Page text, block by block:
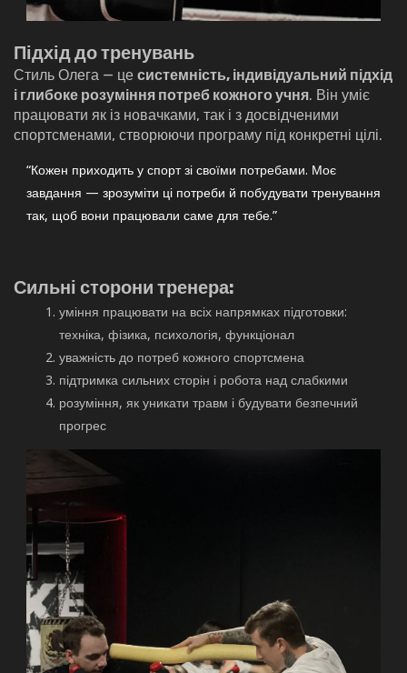
Підхід до тренувань
Стиль Олега — це системність, індивідуальний підхід
і глибоке розуміння потреб кожного учня. Він уміє
працювати як із новачками, так і з досвідченими
спортсменами, створюючи програму під конкретні цілі.
“Кожен приходить у спорт зі своїми потребами. Моє
завдання — зрозуміти ці потреби й побудувати тренування
так, щоб вони працювали саме для тебе.”
Сильні сторони тренера:
уміння працювати на всіх напрямках підготовки:
техніка, фізика, психологія, функціонал
уважність до потреб кожного спортсмена
підтримка сильних сторін і робота над слабкими
розуміння, як уникати травм і будувати безпечний
прогрес